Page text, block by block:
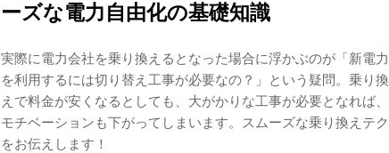
ーズな電力自由化の基礎知識
実際に電力会社を乗り換えるとなった場合に浮かぶのが「新電力
を利用するには切り替え工事が必要なの？」という疑問。乗り換
えで料金が安くなるとしても、大がかりな工事が必要となれば、
モチベーションも下がってしまいます。スムーズな乗り換えテク
をお伝えします！